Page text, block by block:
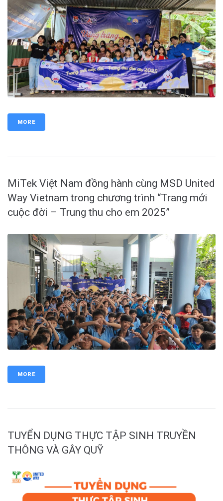
MORE
MiTek Việt Nam đồng hành cùng MSD United
Way Vietnam trong chương trình “Trang mới
cuộc đời – Trung thu cho em 2025”
MORE
TUYỂN DỤNG THỰC TẬP SINH TRUYỀN
THÔNG VÀ GÂY QUỸ